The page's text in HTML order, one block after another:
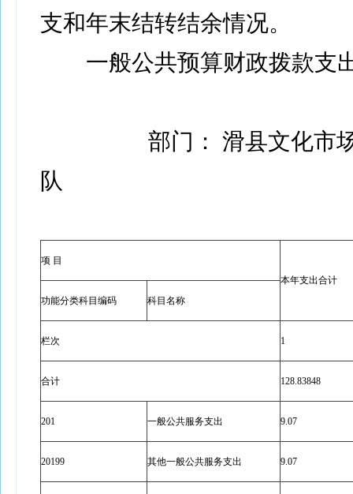
支和年末结转结余情况。
一般公共预算财政拨款支
部门： 滑县文化市
队
项 目
本年支出合计
功能分类科目编码
科目名称
栏次 1
合计 128.83848
201 一般公共服务支出 9.07
20199 其他一般公共服务支出 9.07